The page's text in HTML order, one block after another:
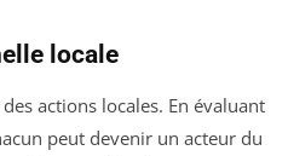
locale
actions locales. En évaluant
peut devenir un acteur du